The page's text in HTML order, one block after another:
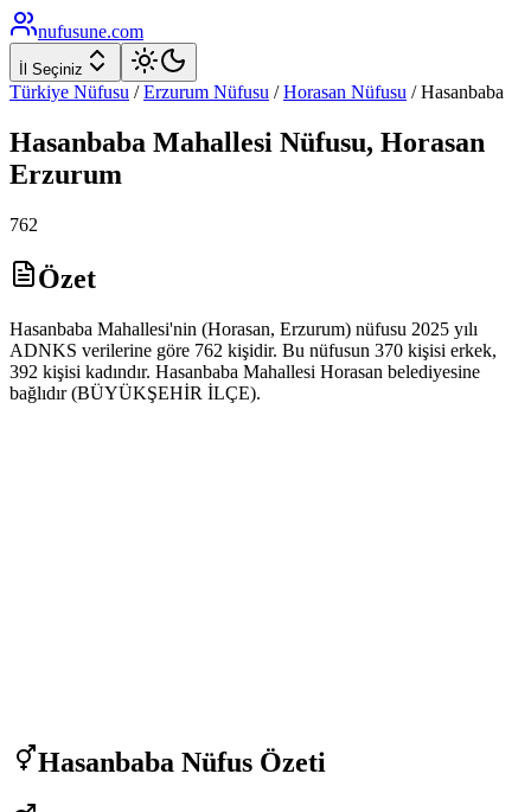
nufusune.com
İl Seçiniz
Türkiye Nüfusu / Erzurum Nüfusu / Horasan Nüfusu /Hasanbaba
Hasanbaba Mahallesi Nüfusu, Horasan
Erzurum
762
Özet
Hasanbaba Mahallesi'nin (Horasan, Erzurum) nüfusu 2025 yılı
ADNKS verilerine göre 762 kişidir. Bu nüfusun 370 kişisi erkek,
392 kişisi kadındır. Hasanbaba Mahallesi Horasan belediyesine
bağlıdır (BÜYÜKŞEHİR İLÇE).
Hasanbaba Nüfus Özeti